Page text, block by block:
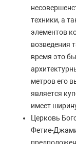
техники, а
элементов
возведения
время это
метров его
является
имеет
Церковь
Фетие-